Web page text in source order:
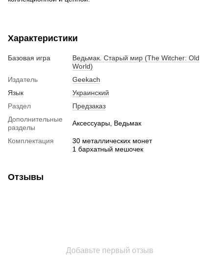
Характеристики
Базовая игра
Ведьмак. Старый мир (The Witcher: Old
World)
Издатель
Geekach
Язык
Украинский
Раздел
Предзаказ
Дополнительные
разделы
Аксессуары, Ведьмак
Комплектация
30 металлических монет
1 бархатный мешочек
Отзывы
Добавьте первый отзыв